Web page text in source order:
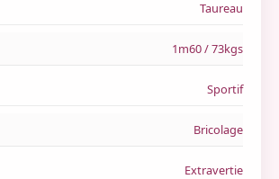
Taureau
1m60 / 73kgs
Sportif
Bricolage
Extravertie